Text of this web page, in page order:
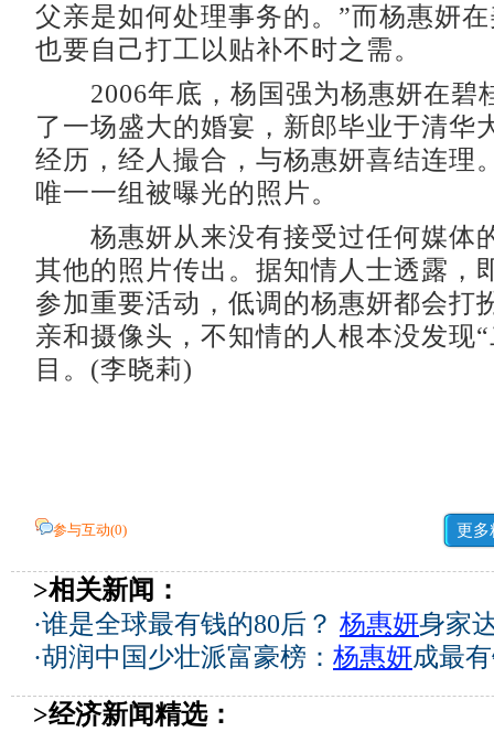
父亲是如何处理事务的。”而杨惠妍
也要自己打工以贴补不时之需。
2006年底，杨国强为杨惠妍在碧
了一场盛大的婚宴，新郎毕业于清华
经历，经人撮合，与杨惠妍喜结连理
唯一一组被曝光的照片。
杨惠妍从来没有接受过任何媒体
其他的照片传出。据知情人士透露，
参加重要活动，低调的杨惠妍都会打
亲和摄像头，不知情的人根本没发现
目。(李晓莉)
参与互动(0) 更多
>相关新闻：
·谁是全球最有钱的80后？ 杨惠妍身家
·胡润中国少壮派富豪榜： 杨惠妍成最
>经济新闻精选：